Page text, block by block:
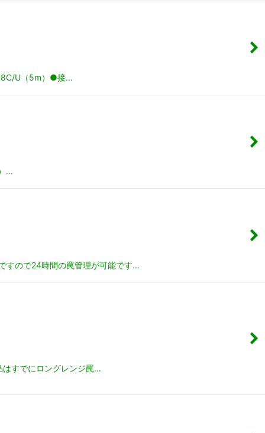
U（5m）●接…
…
すので24時間の罠管理が可能です…
はすでにロングレンジ罠…